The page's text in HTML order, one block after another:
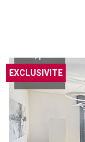
EXCLUSIF
EXCLUSIVITE